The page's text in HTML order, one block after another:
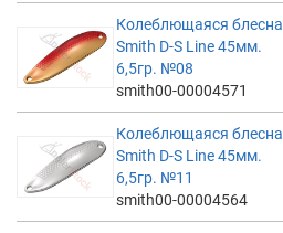
Колеблющаяся блесна
Smith D-S Line 45мм.
6,5гр. №08
smith00-00004571
Колеблющаяся блесна
Smith D-S Line 45мм.
6,5гр. №11
smith00-00004564